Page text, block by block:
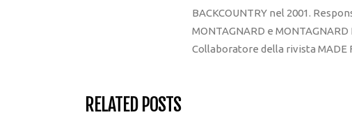
BACKCOUNTRY nel 2001.
MONTAGNARD e MONTAGNARD
Collaboratore della rivista MADE
RELATED POSTS